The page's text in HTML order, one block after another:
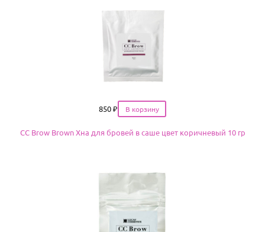
Цена
850 ₽
CC Brow Brown Хна для бровей в саше цвет коричневый 10 гр